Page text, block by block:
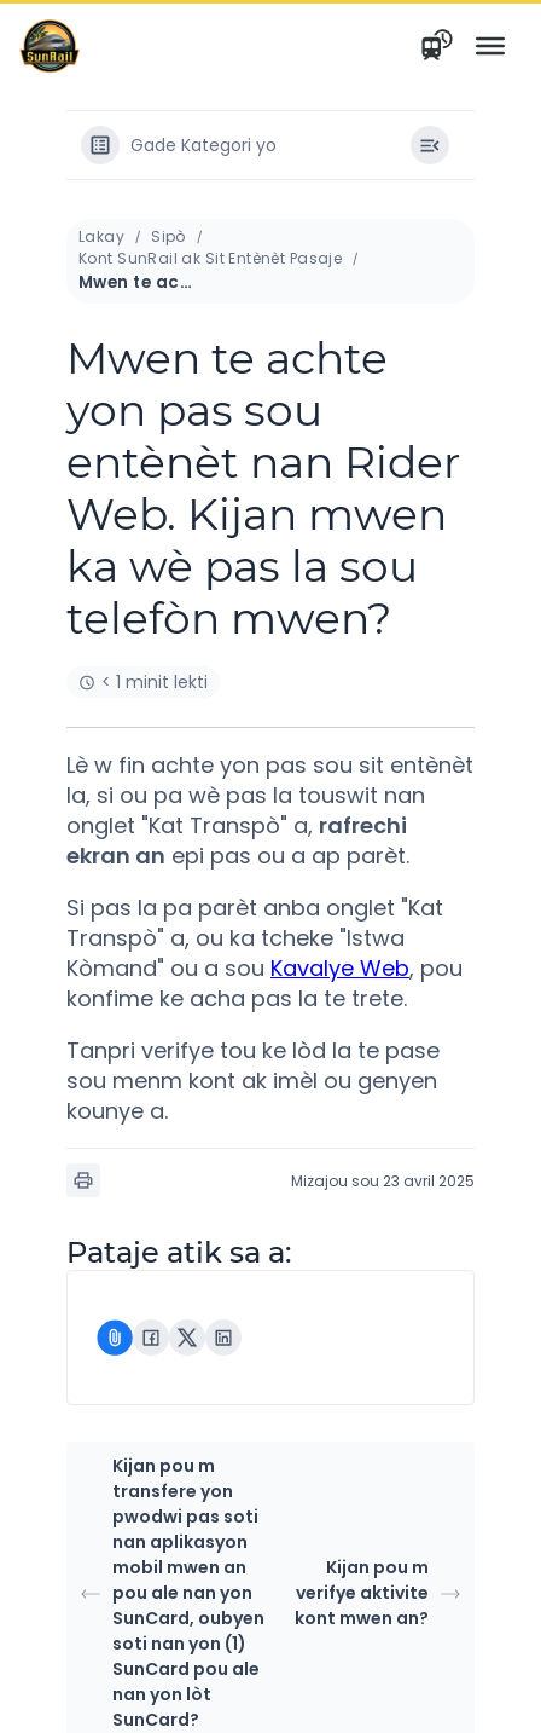
Ale
nan
kontni
Gade Kategori yo
Lakay
Sipò
Kont SunRail ak Sit Entènèt Pasaje
Mwen te achte yon pas sou entènèt nan Rider Web. Kijan mwen ka wè pas la sou telefòn mwen?
Mwen te achte
yon pas sou
entènèt nan Rider
Web. Kijan mwen
ka wè pas la sou
telefòn mwen?
< 1 minit lekti
Lè w fin achte yon pas sou sit entènèt
la, si ou pa wè pas la touswit nan
onglet "Kat Transpò" a, rafrechi
ekran an epi pas ou a ap parèt.
Si pas la pa parèt anba onglet "Kat
Transpò" a, ou ka tcheke "Istwa
Kòmand" ou a sou Kavalye Web, pou
konfime ke acha pas la te trete.
Tanpri verifye tou ke lòd la te pase
sou menm kont ak imèl ou genyen
kounye a.
Mizajou sou 23 avril 2025
Pataje atik sa a:
Kijan pou m
transfere yon
pwodwi pas soti
nan aplikasyon
mobil mwen an
pou ale nan yon
SunCard, oubyen
soti nan yon (1)
SunCard pou ale
nan yon lòt
SunCard?
Kijan pou m
verifye aktivite
kont mwen an?